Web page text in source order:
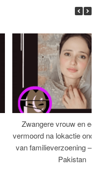
Zwangere vrouw en
vermoord na lokactie
van familieverzoening –
Pakistan